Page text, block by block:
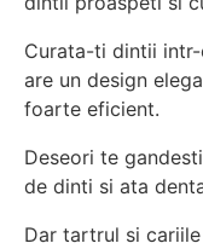
Curata-ti dintii
are un design
foarte eficient.
Deseori te
de dinti si ata
Dar tartrul si